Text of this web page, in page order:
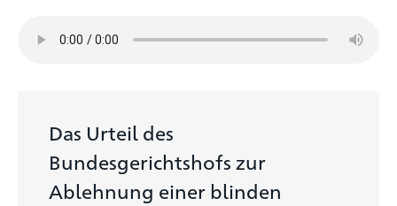
Das Urteil des
Bundesgerichtshofs zur
Ablehnung einer blinden